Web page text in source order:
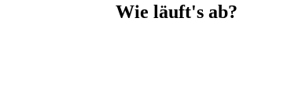
Wie läuft's ab?